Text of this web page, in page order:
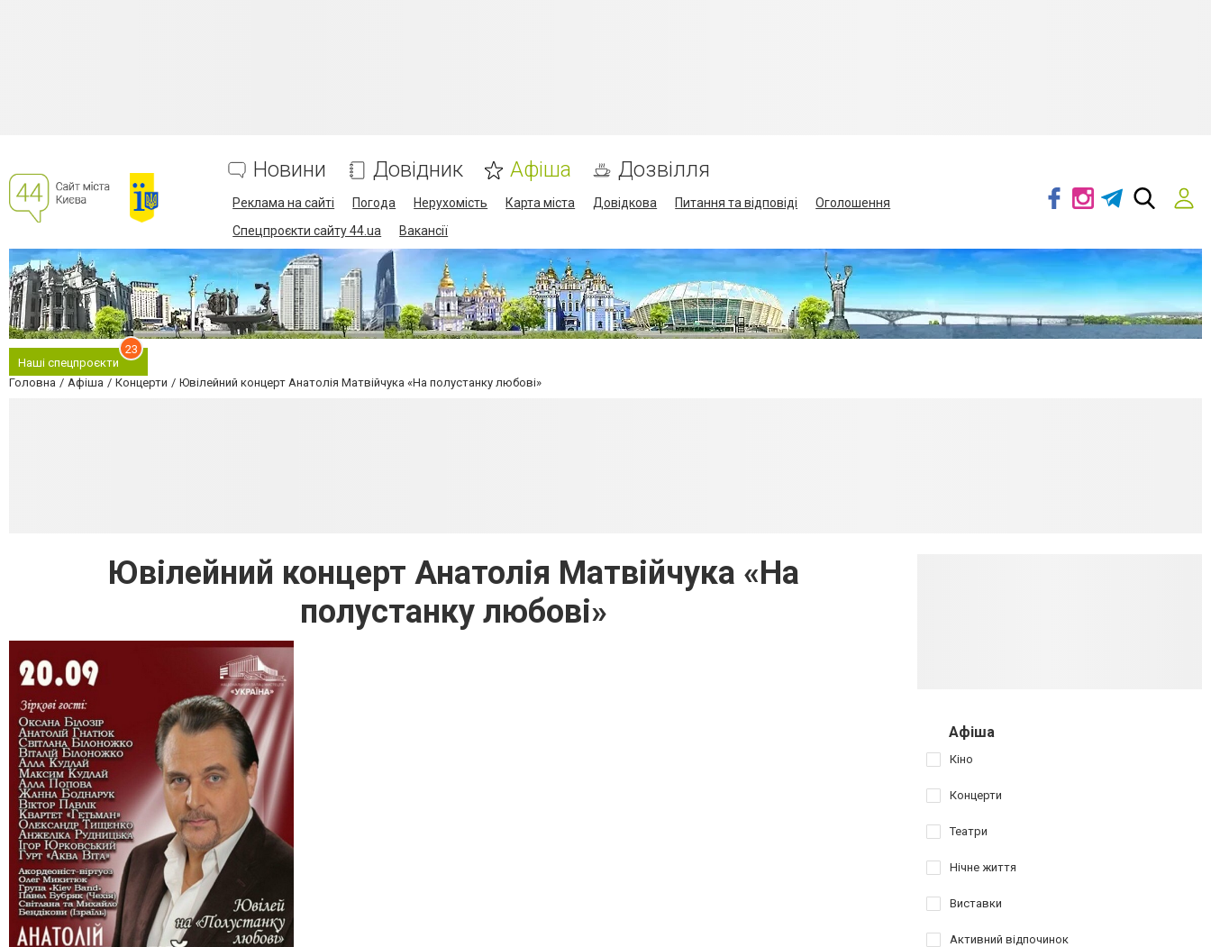
Новини Довідник Афіша Дозвілля
Реклама на сайті Погода Нерухомість Карта міста Довідкова Питання та відповіді
Оголошення
Спецпроєкти сайту 44.ua
Вакансії
Наші спецпроєкти
23
Головна Афіша Концерти Ювілейний концерт Анатолія Матвійчука «На полустанку любові»
Ювілейний концерт Анатолія Матвійчука «На
полустанку любові»
Афіша
Кіно
Концерти
Театри
Нічне життя
Виставки
Активний відпочинок